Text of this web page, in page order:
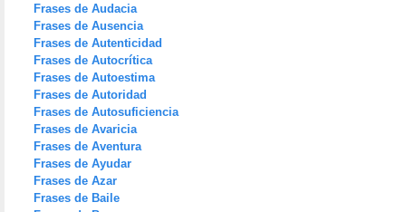
Frases de Audacia
Frases de Ausencia
Frases de Autenticidad
Frases de Autocrítica
Frases de Autoestima
Frases de Autoridad
Frases de Autosuficiencia
Frases de Avaricia
Frases de Aventura
Frases de Ayudar
Frases de Azar
Frases de Baile